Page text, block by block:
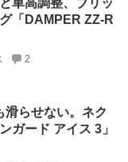
車高調整、ブリッ
「DAMPER ZZ-R
2
らせない。ネク
ガード アイス 3」